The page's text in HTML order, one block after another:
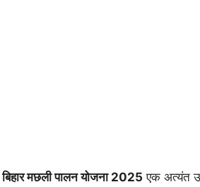
बिहार मछली पालन योजना 2025 एक अत्यंत